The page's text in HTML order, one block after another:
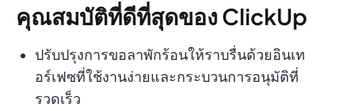
คุณสมบัติที่ดีที่สุดของ ClickUp
ปรับปรุงการขอลาพักร้อนให้ราบรื่นด้วยอินเท
อร์เฟซที่ใช้งานง่ายและกระบวนการอนุมัติที่
รวดเร็ว